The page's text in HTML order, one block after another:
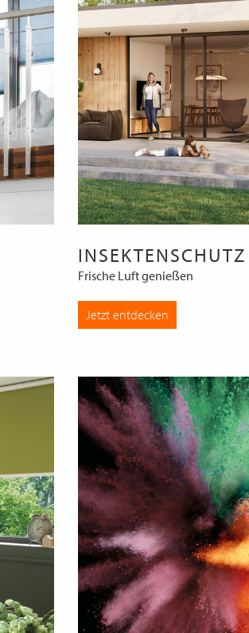
INSEKTENSCHUTZ
Frische Luft genießen
Jetzt entdecken